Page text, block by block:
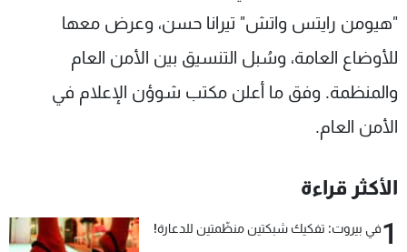
"هيومن رايتس واتش" تيرانا حسن، وعرض معها
للأوضاع العامة، وسُبل التنسيق بين الأمن العام
والمنظمة. وفق ما أعلن مكتب شوؤن الإعلام في
الأمن العام.
الأكثر قراءة
1في بيروت: تفكيك شبكتين منظّمتين للدعارة!